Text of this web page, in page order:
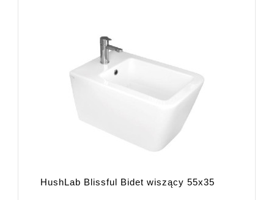
HushLab Blissful Bidet wiszący 55x35